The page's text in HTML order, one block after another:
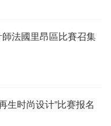
法國里昂區比賽召集
生时尚设计”比赛报名